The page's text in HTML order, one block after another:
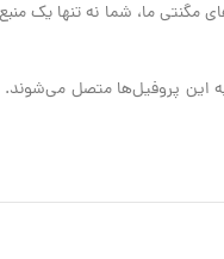
ما، شما نه تنها یک منبع
این پروفیل‌ها متصل